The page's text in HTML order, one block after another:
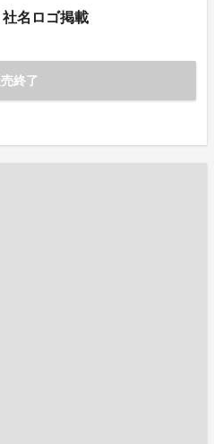
名ロゴ掲載
終了